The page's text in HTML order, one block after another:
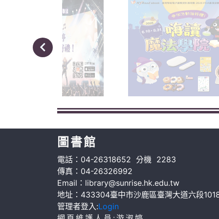
圖書館
電話：04-26318652 分機 2283
傳真：04-26326992
Email：library@sunrise.hk.edu.tw
地址：433304臺中市沙鹿區臺灣大道六段
管理者登入:Login